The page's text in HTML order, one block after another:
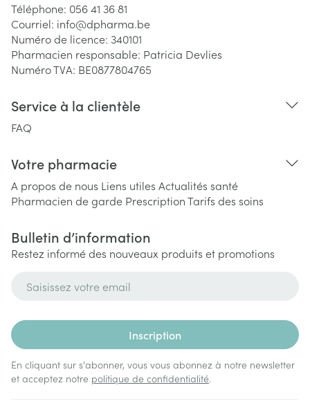
Téléphone: 056 41 36 81
Courriel: info@dpharma.be
Numéro de licence: 340101
Pharmacien responsable: Patricia Devlies
Numéro TVA: BE0877804765
Service à la clientèle
FAQ
Votre pharmacie
A propos de nous Liens utiles Actualités santé
Pharmacien de garde PrescriptionTarifs des soins
Bulletin d’information
Restez informé des nouveaux produits et promotions
Inscription
En cliquant sur s'abonner, vous vous abonnez à notre newsletter
et acceptez notre politique de confidentialité.